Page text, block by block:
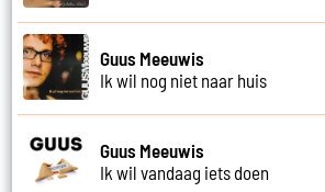
Guus Meeuwis
Ik wil nog niet naar huis
Guus Meeuwis
Ik wil vandaag iets doen